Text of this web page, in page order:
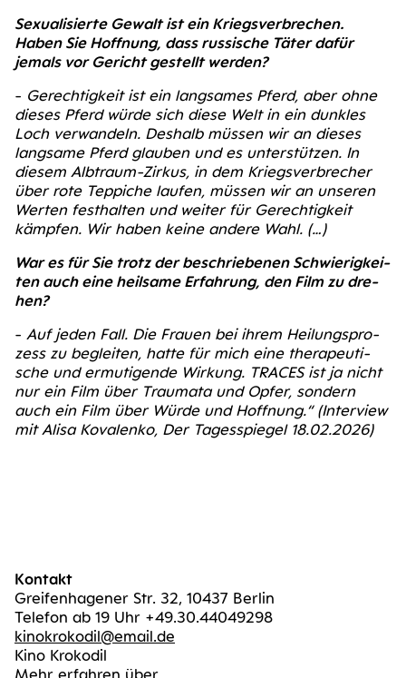
Sexua­li­sier­te Gewalt ist ein Kriegs­ver­bre­chen.
Haben Sie Hoff­nung, dass rus­si­sche Täter dafür
jemals vor Gericht gestellt wer­den?
- Gerech­tig­keit ist ein lang­sa­mes Pferd, aber ohne
die­ses Pferd wür­de sich die­se Welt in ein dunk­les
Loch ver­wan­deln. Des­halb müs­sen wir an die­ses
lang­sa­me Pferd glau­ben und es unter­stüt­zen. In
die­sem Alb­traum-Zir­kus, in dem Kriegs­ver­bre­cher
über rote Tep­pi­che lau­fen, müs­sen wir an unse­ren
Wer­ten fest­hal­ten und wei­ter für Gerech­tig­keit
kämp­fen. Wir haben kei­ne ande­re Wahl. (…)
War es für Sie trotz der beschrie­be­nen Schwie­rig­kei­
ten auch eine heil­sa­me Erfah­rung, den Film zu dre­
hen?
- Auf jeden Fall. Die Frau­en bei ihrem Hei­lungs­pro­
zess zu beglei­ten, hat­te für mich eine the­ra­peu­ti­
sche und ermu­ti­gen­de Wir­kung. TRACES ist ja nicht
nur ein Film über Trau­ma­ta und Opfer, son­dern
auch ein Film über Wür­de und Hoff­nung.“ (Inter­view
mit Ali­sa Kova­len­ko, Der Tages­spie­gel 18.02.2026)
Kontakt
Greifenhagener Str. 32, 10437 Berlin
Telefon ab 19 Uhr +49.30.44049298
kinokrokodil@email.de
Kino Krokodil
Mehr erfahren über